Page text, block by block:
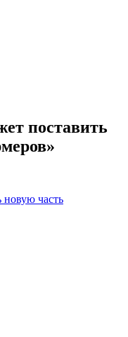
поставить
новую часть